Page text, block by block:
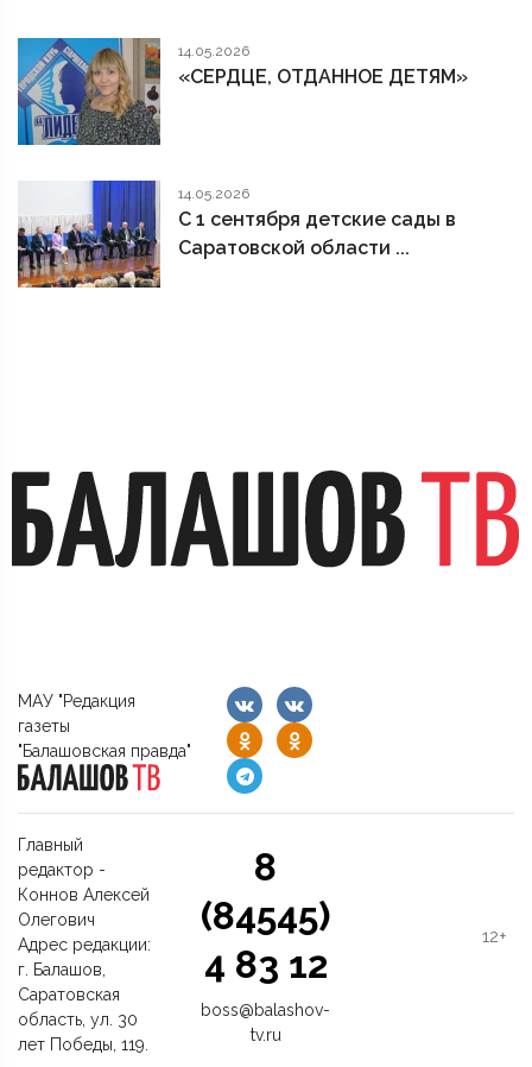
14.05.2026
«СЕРДЦЕ, ОТДАННОЕ ДЕТЯМ»
14.05.2026
С 1 сентября детские сады в
Саратовской области ...
МАУ "Редакция
газеты
"Балашовская правда"
Главный
редактор -
Коннов Алексей
Олегович
Адрес редакции:
г. Балашов,
Саратовская
область, ул. 30
лет Победы, 119.
8
(84545)
4 83 12
boss@balashov-
tv.ru
12+